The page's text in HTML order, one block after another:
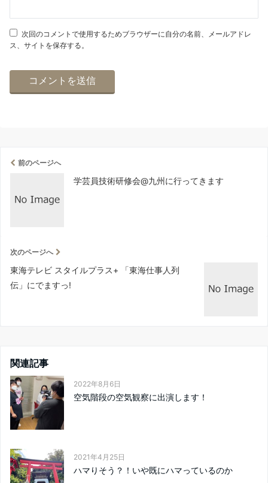
次回のコメントで使用するためブラウザーに自分の名前、メールアドレ
ス、サイトを保存する。
前のページへ
学芸員技術研修会@九州に行ってきます
次のページへ
東海テレビ スタイルプラス+ 「東海仕事人列
伝」にでますっ!
関連記事
2022年8月6日
空気階段の空気観察に出演します！
2021年4月25日
ハマりそう？！いや既にハマっているのか